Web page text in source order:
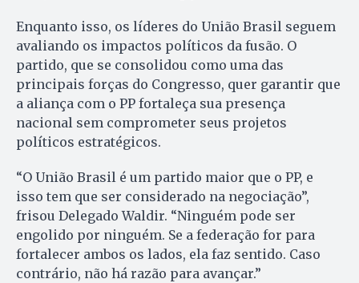
Enquanto isso, os líderes do União Brasil seguem
avaliando os impactos políticos da fusão. O
partido, que se consolidou como uma das
principais forças do Congresso, quer garantir que
a aliança com o PP fortaleça sua presença
nacional sem comprometer seus projetos
políticos estratégicos.
“O União Brasil é um partido maior que o PP, e
isso tem que ser considerado na negociação”,
frisou Delegado Waldir. “Ninguém pode ser
engolido por ninguém. Se a federação for para
fortalecer ambos os lados, ela faz sentido. Caso
contrário, não há razão para avançar.”